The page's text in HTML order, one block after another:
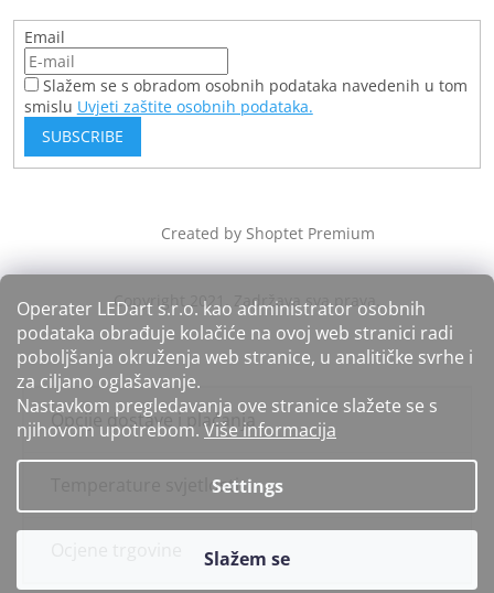
Operater LEDart s.r.o. kao administrator osobnih
podataka obrađuje kolačiće na ovoj web stranici radi
poboljšanja okruženja web stranice, u analitičke svrhe i
za ciljano oglašavanje.
Nastavkom pregledavanja ove stranice slažete se s
njihovom upotrebom. Više informacija
Settings
Email
Slažem se s obradom osobnih podataka navedenih u tom
smislu Uvjeti zaštite osobnih podataka.
SUBSCRIBE
Created by Shoptet Premium
Opcije dostave i plaćanja
Temperature svjetlosti